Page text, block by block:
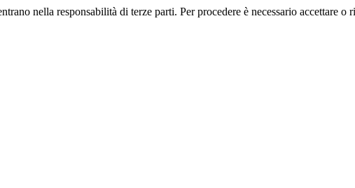
nella responsabilità di terze parti. Per procedere è necessario accettare